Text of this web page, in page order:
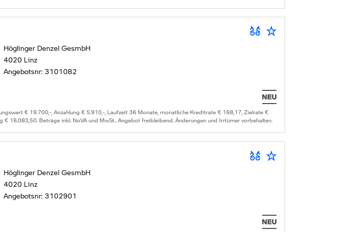
Höglinger Denzel GesmbH
4020 Linz
Angebotsnr: 3101082
€ 19.700,-, Anzahlung € 5.910,-, Laufzeit 36 Monate, monatliche Kreditrate € 168,17, Zielrate €
16.083,50. Beträge inkl. NoVA und MwSt.. Angebot freibleibend. Änderungen und Irrtümer vorbehalten.
Höglinger Denzel GesmbH
4020 Linz
Angebotsnr: 3102901